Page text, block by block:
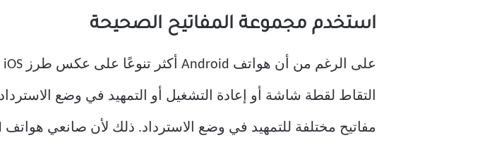
استخدم مجموعة المفاتيح الصحيحة